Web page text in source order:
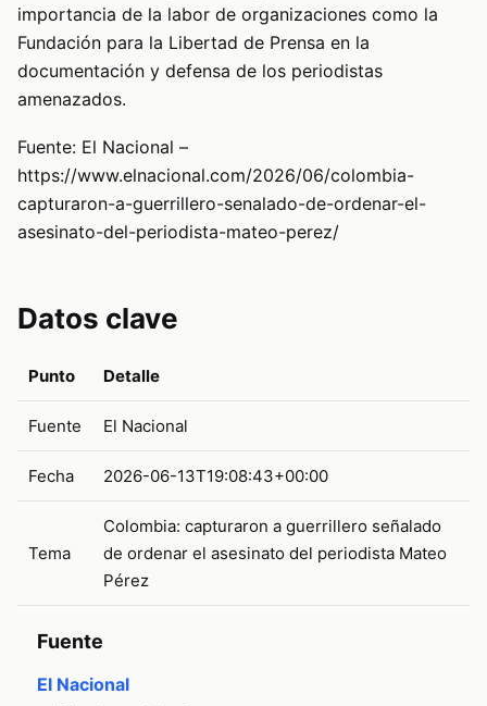
importancia de la labor de organizaciones como la
Fundación para la Libertad de Prensa en la
documentación y defensa de los periodistas
amenazados.
Fuente: El Nacional –
https://www.elnacional.com/2026/06/colombia-
capturaron-a-guerrillero-senalado-de-ordenar-el-
asesinato-del-periodista-mateo-perez/
Datos clave
Punto Detalle
Fuente El Nacional
Fecha 2026-06-13T19:08:43+00:00
Tema
Colombia: capturaron a guerrillero señalado
de ordenar el asesinato del periodista Mateo
Pérez
Fuente
El Nacional